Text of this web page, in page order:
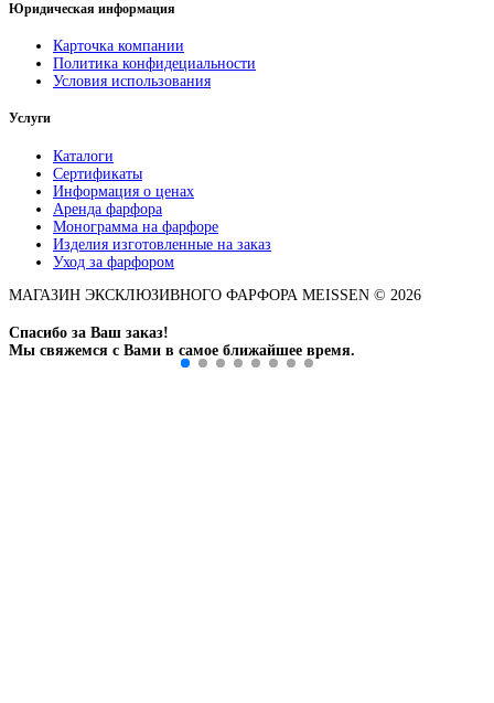
Юридическая информация
Карточка компании
Политика конфидециальности
Условия использования
Услуги
Каталоги
Сертификаты
Информация о ценах
Аренда фарфора
Монограмма на фарфоре
Изделия изготовленные на заказ
Уход за фарфором
МАГАЗИН ЭКСКЛЮЗИВНОГО ФАРФОРА MEISSEN © 2026
Спасибо за Ваш заказ!
Мы свяжемся с Вами в самое ближайшее время.